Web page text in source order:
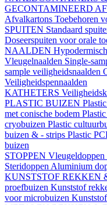
GECONTAMINEERD
Afvalkartons Toebehoren
SPUITEN Standaard
Doseerspuiten voor orale
NAALDEN
Vleugelnaalden Single-
sample veiligheidsnaalden
Veiligheidspennaalden
KATHETERS
PLASTIC BUIZEN
met conische bodem
cryobuizen Plastic
buizen & - strips Plastic
buizen
STOPPEN Vleugeldoppen
Steridoppen Aluminium
KUNSTSTOF REKKEN
proefbuizen Kunststof
voor microbuizen